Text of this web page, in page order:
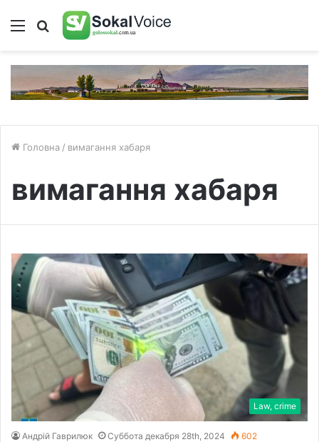
Меню Пошук
Головна / вимагання хабаря
вимагання хабаря
Law, crime
Андрій Гаврилюк Суббота декабря 28th, 2024 602